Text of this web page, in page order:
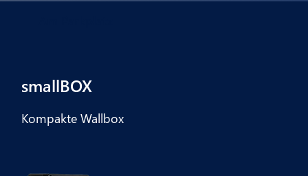
smallBOX
Kompakte Wallbox